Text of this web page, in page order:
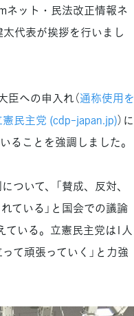
ネット・民法改正情報ネ
太代表が挨拶を行いまし
への申入れ（通称使用を
民主党 (cdp-japan.jp)）に
ることを強調しました。
いて、「賛成、反対、
ている」と国会での議論
ている。立憲民主党は1人
て頑張っていく」と力強